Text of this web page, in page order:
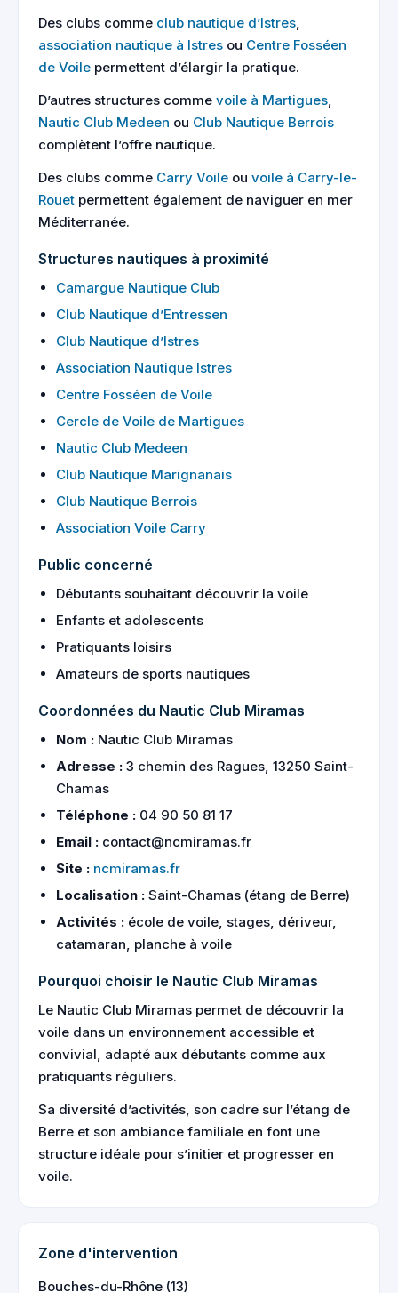
Des clubs comme club nautique d’Istres,
association nautique à Istres ou Centre Fosséen
de Voile permettent d’élargir la pratique.
D’autres structures comme voile à Martigues,
Nautic Club Medeen ou Club Nautique Berrois
complètent l’offre nautique.
Des clubs comme Carry Voile ou voile à Carry-le-
Rouet permettent également de naviguer en mer
Méditerranée.
Structures nautiques à proximité
Camargue Nautique Club
Club Nautique d’Entressen
Club Nautique d’Istres
Association Nautique Istres
Centre Fosséen de Voile
Cercle de Voile de Martigues
Nautic Club Medeen
Club Nautique Marignanais
Club Nautique Berrois
Association Voile Carry
Public concerné
Débutants souhaitant découvrir la voile
Enfants et adolescents
Pratiquants loisirs
Amateurs de sports nautiques
Coordonnées du Nautic Club Miramas
Nom : Nautic Club Miramas
Adresse : 3 chemin des Ragues, 13250 Saint-
Chamas
Téléphone : 04 90 50 81 17
Email : contact@ncmiramas.fr
Site : ncmiramas.fr
Localisation : Saint-Chamas (étang de Berre)
Activités : école de voile, stages, dériveur,
catamaran, planche à voile
Pourquoi choisir le Nautic Club Miramas
Le Nautic Club Miramas permet de découvrir la
voile dans un environnement accessible et
convivial, adapté aux débutants comme aux
pratiquants réguliers.
Sa diversité d’activités, son cadre sur l’étang de
Berre et son ambiance familiale en font une
structure idéale pour s’initier et progresser en
voile.
Zone d'intervention
Bouches-du-Rhône (13)